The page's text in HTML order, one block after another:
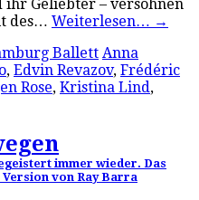
ihr Geliebter – versöhnen
des… Weiterlesen… →
Ballett Anna
, Edvin Revazov, Frédéric
Rose, Kristina Lind,
immer wieder. Das
von Ray Barra